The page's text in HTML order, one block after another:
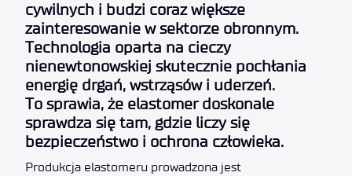
cywilnych i budzi coraz większe
zainteresowanie w sektorze obronnym.
Technologia oparta na cieczy
nienewtonowskiej skutecznie pochłania
energię drgań, wstrząsów i uderzeń.
To sprawia, że elastomer doskonale
sprawdza się tam, gdzie liczy się
bezpieczeństwo i ochrona człowieka.
Produkcja elastomeru prowadzona jest